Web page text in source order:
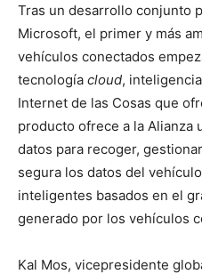
Tras un desarrollo conjunto
Microsoft, el primer y más
vehículos conectados
tecnología cloud,
Internet de las Cosas que
producto ofrece a la Alianza
datos para recoger,
segura los datos del
inteligentes basados en el
generado por los vehículos
Kal Mos, vicepresidente